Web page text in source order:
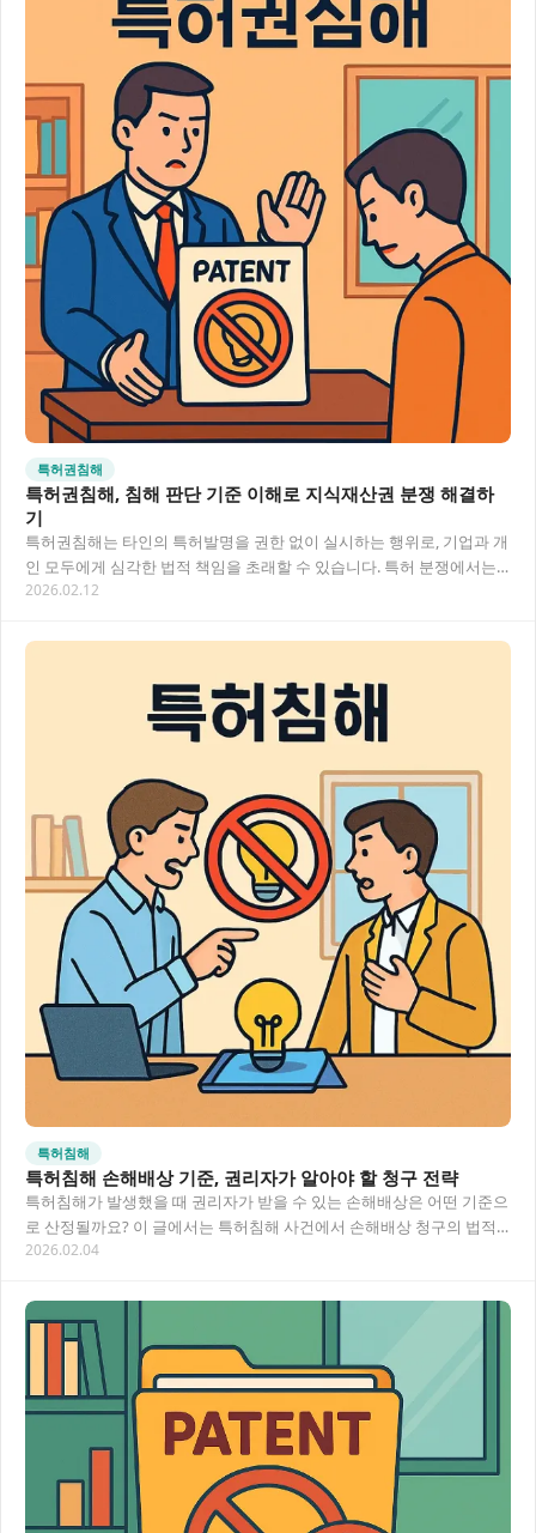
특허권침해
특허권침해, 침해 판단 기준 이해로 지식재산권 분쟁 해결하
기
특허권침해는 타인의 특허발명을 권한 없이 실시하는 행위로, 기업과 개
인 모두에게 심각한 법적 책임을 초래할 수 있습니다. 특허 분쟁에서는
침해 판단 기준을 정확히 이해하는 것이 핵…
2026.02.12
특허침해
특허침해 손해배상 기준, 권리자가 알아야 할 청구 전략
특허침해가 발생했을 때 권리자가 받을 수 있는 손해배상은 어떤 기준으
로 산정될까요? 이 글에서는 특허침해 사건에서 손해배상 청구의 법적
근거와 실무적인 접근 방법을 상세히 알아보겠…
2026.02.04